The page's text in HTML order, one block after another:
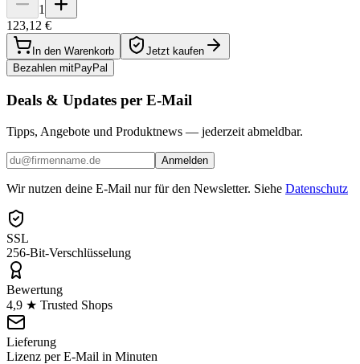
1
123,12 €
In den Warenkorb
Jetzt kaufen
Bezahlen mitPayPal
Deals & Updates per E-Mail
Tipps, Angebote und Produktnews — jederzeit abmeldbar.
Anmelden
Wir nutzen deine E-Mail nur für den Newsletter. Siehe Datenschutz
SSL
256-Bit-Verschlüsselung
Bewertung
4,9 ★ Trusted Shops
Lieferung
Lizenz per E-Mail in Minuten